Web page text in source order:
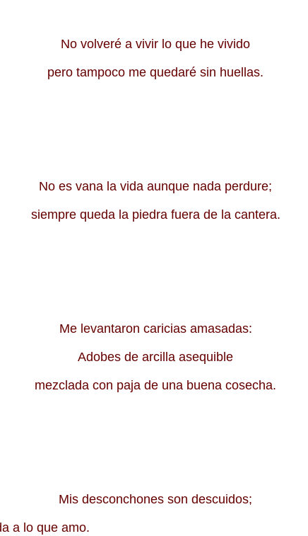
No volveré a vivir lo que he vivido
pero tampoco me quedaré sin huellas.
No es vana la vida aunque nada perdure;
siempre queda la piedra fuera de la cantera.
Me levantaron caricias amasadas:
Adobes de arcilla asequible
mezclada con paja de una buena cosecha.
Mis desconchones son descuidos;
a lo que amo.